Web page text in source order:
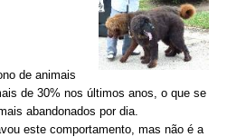
de animais
de 30% nos últimos anos, o que se
abandonados por dia.
este comportamento, mas não é a